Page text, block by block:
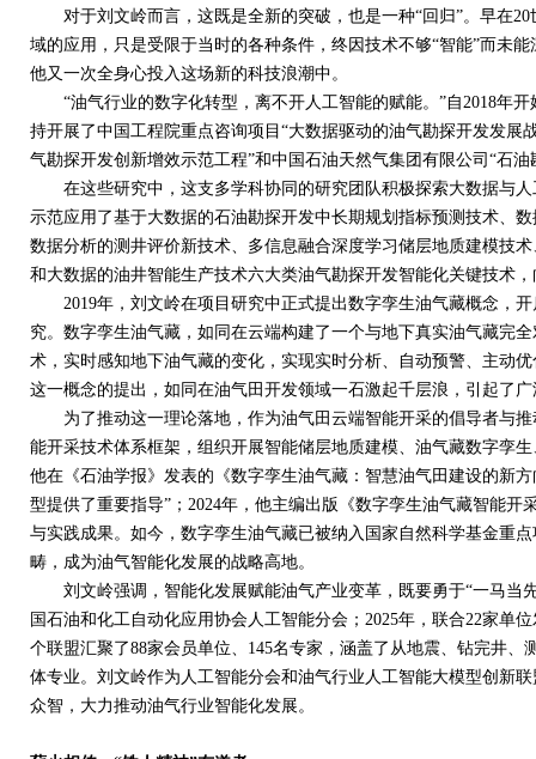
对于刘文岭而言，这既是全新的突破，也是一种“回归”。早在20
域的应用，只是受限于当时的各种条件，终因技术不够“智能”而未
他又一次全身心投入这场新的科技浪潮中。
“油气行业的数字化转型，离不开人工智能的赋能。”自2018年开
持开展了中国工程院重点咨询项目“大数据驱动的油气勘探开发发展
气勘探开发创新增效示范工程”和中国石油天然气集团有限公司“石
在这些研究中，这支多学科协同的研究团队积极探索大数据与人
示范应用了基于大数据的石油勘探开发中长期规划指标预测技术、
数据分析的测井评价新技术、多信息融合深度学习储层地质建模技
和大数据的油井智能生产技术六大类油气勘探开发智能化关键技术
2019年，刘文岭在项目研究中正式提出数字孪生油气藏概念，
究。数字孪生油气藏，如同在云端构建了一个与地下真实油气藏完
术，实时感知地下油气藏的变化，实现实时分析、自动预警、主动
这一概念的提出，如同在油气田开发领域一石激起千层浪，引起了
为了推动这一理论落地，作为油气田云端智能开采的倡导者与推
能开采技术体系框架，组织开展智能储层地质建模、油气藏数字孪
他在《石油学报》发表的《数字孪生油气藏：智慧油气田建设的新
型提供了重要指导”； 2024年，他主编出版《数字孪生油气藏智能开
与实践成果。如今，数字孪生油气藏已被纳入国家自然科学基金重
畴，成为油气智能化发展的战略高地。
刘文岭强调，智能化发展赋能油气产业变革，既要勇于“一马当先
国石油和化工自动化应用协会人工智能分会； 2025年，联合22家单
个联盟汇聚了88家会员单位、 145名专家，涵盖了从地震、钻完井、
体专业。刘文岭作为人工智能分会和油气行业人工智能大模型创新
众智，大力推动油气行业智能化发展。